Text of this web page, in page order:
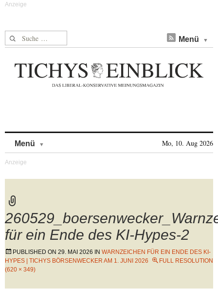
Suche nach: Menü
Menü Mo, 10. Aug 2026
für ein Ende des KI-Hypes-2
PUBLISHED ON 29. MAI 2026 IN WARNZEICHEN FÜR EIN ENDE DES KI-
HYPES | TICHYS BÖRSENWECKER AM 1. JUNI 2026
FULL RESOLUTION
(620 × 349)